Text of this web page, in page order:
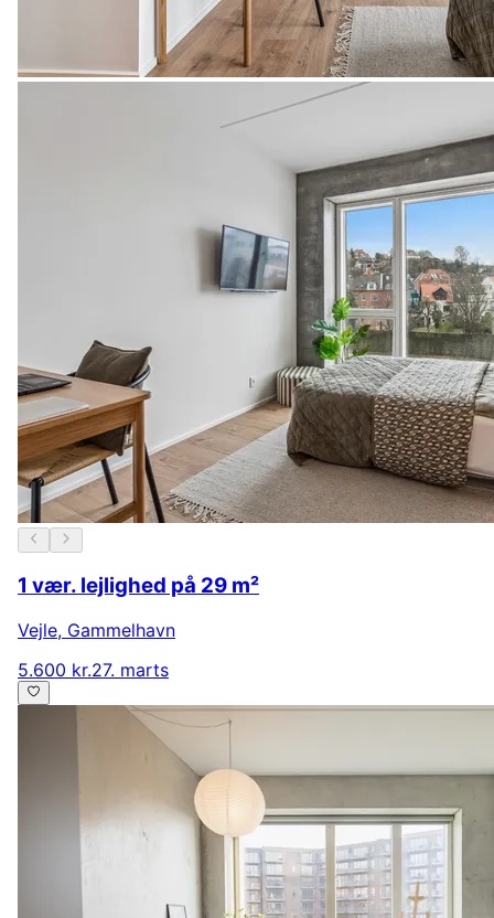
1 vær. lejlighed på 29 m²
Vejle, Gammelhavn
5.600 kr.27. marts